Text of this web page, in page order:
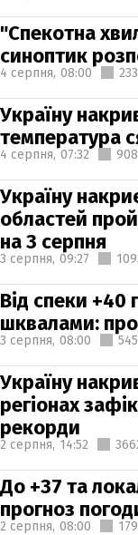
"Спекотна
синоптик
4 серпня, 08:00
Україну
температура
4 серпня, 07:32 908
Україну
областей
на 3 серпня
3 серпня, 09:27
Від спеки +40
шквалами:
3 серпня, 08:00
Україну
регіонах
рекорди
2 серпня, 14:52
До +37 та
прогноз
2 серпня, 08:00